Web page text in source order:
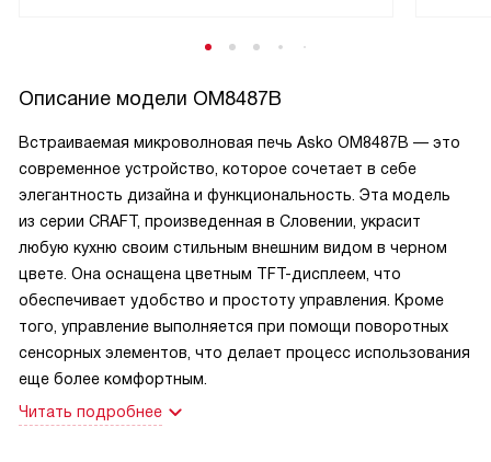
Описание модели OM8487B
Встраиваемая микроволновая печь Asko OM8487B — это
современное устройство, которое сочетает в себе
элегантность дизайна и функциональность. Эта модель
из серии CRAFT, произведенная в Словении, украсит
любую кухню своим стильным внешним видом в черном
цвете. Она оснащена цветным TFT-дисплеем, что
обеспечивает удобство и простоту управления. Кроме
того, управление выполняется при помощи поворотных
сенсорных элементов, что делает процесс использования
еще более комфортным.
Читать подробнее